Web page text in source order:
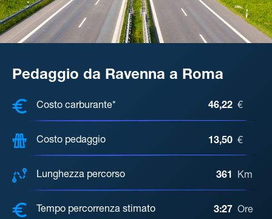
Pedaggio da Ravenna a Roma
COSTI, DISTANZA, TEMPO DI
Costo carburante* 46,22 €
Costo pedaggio 13,50 €
Lunghezza percorso 361 Km
Tempo percorrenza stimato 3:27 Ore